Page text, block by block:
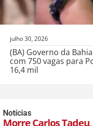
julho 30, 2026
(BA) Governo da
com 750 vagas para
16,4 mil
Notícias
Morre Carlos